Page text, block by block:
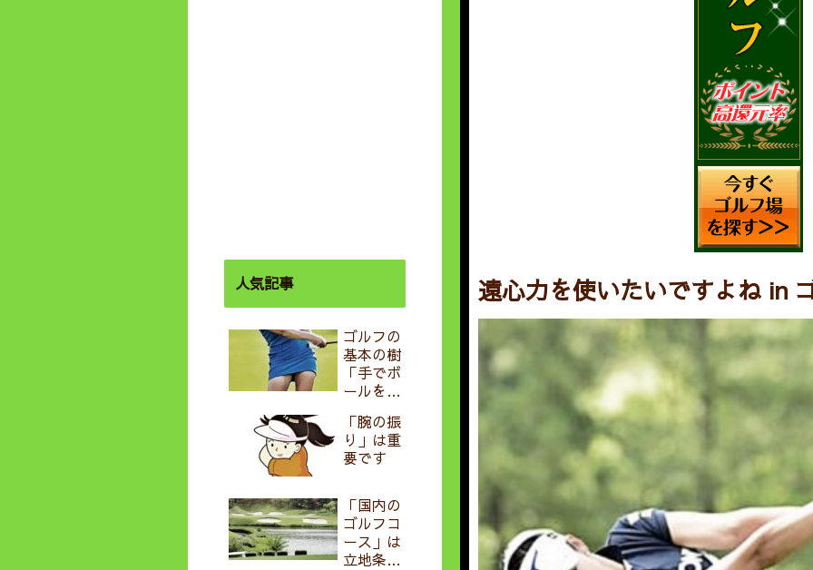
遠心力を使いたいですよね in
人気記事
ゴルフの
基本の樹
「手でボ
ールを飛
しないこ
と」
「腕の振
り」は重
要です
「国内の
ゴルフコ
ース」は
立地条件